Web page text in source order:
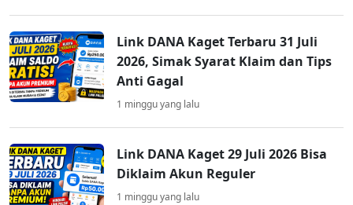
Link DANA Kaget Terbaru 31 Juli
2026, Simak Syarat Klaim dan Tips
Anti Gagal
1 minggu yang lalu
Link DANA Kaget 29 Juli 2026 Bisa
Diklaim Akun Reguler
1 minggu yang lalu